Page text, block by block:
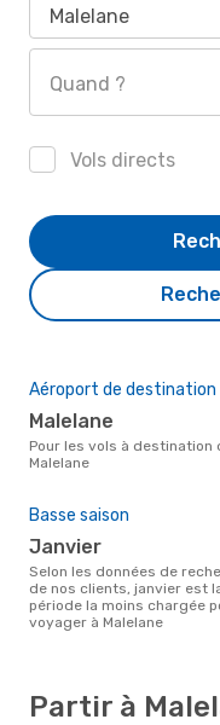
Malelane
Quand ?
Vols directs
Aéroport de destination
Malelane
Pour les vols à destination de
Malelane
Basse saison
janvier
Selon les données de recherche
de nos clients, janvier est
période la moins chargée
voyager à Malelane
Partir à